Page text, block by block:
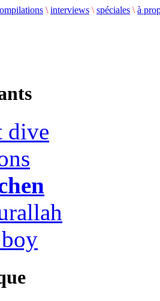
\ interviews \ spéciales \ à
dive